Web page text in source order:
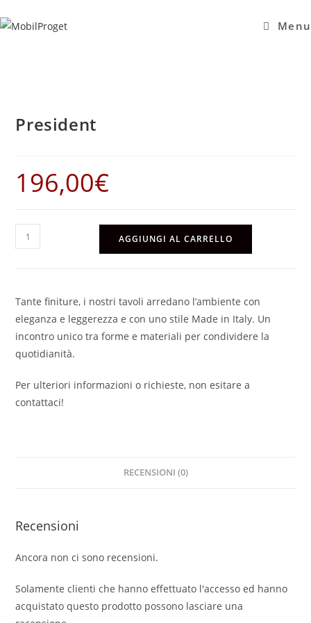
al
Menu
President
196,00€
President
quantità
AGGIUNGI AL CARRELLO
Tante finiture, i nostri tavoli arredano l’ambiente con
eleganza e leggerezza e con uno stile Made in Italy. Un
incontro unico tra forme e materiali per condividere la
quotidianità.
Per ulteriori informazioni o richieste, non esitare a
contattaci!
RECENSIONI (0)
Recensioni
Ancora non ci sono recensioni.
Solamente clienti che hanno effettuato l'accesso ed hanno
acquistato questo prodotto possono lasciare una